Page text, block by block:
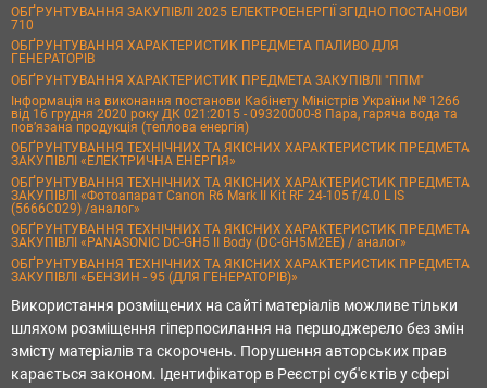
ОБҐРУНТУВАННЯ ЗАКУПІВЛІ 2025 ЕЛЕКТРОЕНЕРГІЇ ЗГІДНО ПОСТАНОВИ
710
ОБҐРУНТУВАННЯ ХАРАКТЕРИСТИК ПРЕДМЕТА ПАЛИВО ДЛЯ
ГЕНЕРАТОРІВ
ОБҐРУНТУВАННЯ ХАРАКТЕРИСТИК ПРЕДМЕТА ЗАКУПІВЛІ "ППМ"
Інформація на виконання постанови Кабінету Міністрів України № 1266
від 16 грудня 2020 року ДК 021:2015 - 09320000-8 Пара, гаряча вода та
пов’язана продукція (теплова енергія)
ОБҐРУНТУВАННЯ ТЕХНІЧНИХ ТА ЯКІСНИХ ХАРАКТЕРИСТИК ПРЕДМЕТА
ЗАКУПІВЛІ «ЕЛЕКТРИЧНА ЕНЕРГІЯ»
ОБҐРУНТУВАННЯ ТЕХНІЧНИХ ТА ЯКІСНИХ ХАРАКТЕРИСТИК ПРЕДМЕТА
ЗАКУПІВЛІ «Фотоапарат Canon R6 Mark II Kit RF 24-105 f/4.0 L IS
(5666C029) /аналог»
ОБҐРУНТУВАННЯ ТЕХНІЧНИХ ТА ЯКІСНИХ ХАРАКТЕРИСТИК ПРЕДМЕТА
ЗАКУПІВЛІ «PANASONIC DC-GH5 II Body (DC-GH5M2EE) / аналог»
ОБҐРУНТУВАННЯ ТЕХНІЧНИХ ТА ЯКІСНИХ ХАРАКТЕРИСТИК ПРЕДМЕТА
ЗАКУПІВЛІ «БЕНЗИН - 95 (ДЛЯ ГЕНЕРАТОРІВ)»
Використання розміщених на сайті матеріалів можливе тільки
шляхом розміщення гіперпосилання на першоджерело без змін
змісту матеріалів та скорочень. Порушення авторських прав
карається законом. Ідентифікатор в Реєстрі суб'єктів у сфері